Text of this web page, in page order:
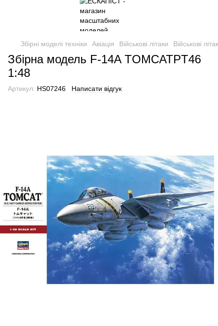
Збірні моделі техніки Авіація Військові літаки Військові
Збірна модель F-14A TOMCATPT46
1:48
Артикул: HS07246 Написати відгук